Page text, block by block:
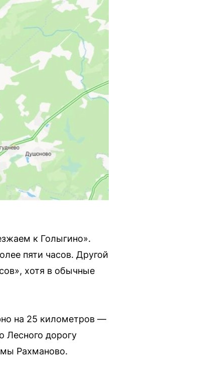
к Голыгино».
пяти часов. Другой
хотя в обычные
на 25 километров —
Лесного дорогу
Рахманово.